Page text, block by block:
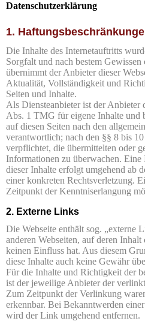
Datenschutzerklärung
1.
Die Inhalte des Internetauftritts
Sorgfalt und nach bestem Gewissen
übernimmt der Anbieter dieser
Aktualität, Vollständigkeit und
Seiten und Inhalte.
Als Diensteanbieter ist der Anbieter
Abs. 1 TMG für eigene Inhalte und
auf diesen Seiten nach den
verantwortlich; nach den §§ 8 bis
verpflichtet, die übermittelten oder
Informationen zu überwachen. Eine
dieser Inhalte erfolgt umgehend ab
einer konkreten Rechtsverletzung.
Zeitpunkt der Kenntniserlangung
2. Externe Links
Die Webseite enthält sog. „externe
anderen Webseiten, auf deren
keinen Einfluss hat. Aus diesem
diese Inhalte auch keine Gewähr
Für die Inhalte und Richtigkeit der
ist der jeweilige Anbieter der
Zum Zeitpunkt der Verlinkung
erkennbar. Bei Bekanntwerden
wird der Link umgehend entfernen.